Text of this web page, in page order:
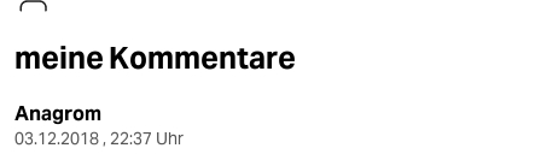
kultur
sport
meine Kommentare
Anagrom
03.12.2018 , 22:37 Uhr